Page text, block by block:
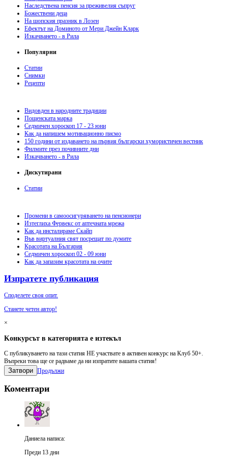
Наследствена пенсия за преживелия съпруг
Божествени деца
На шопския празник в Лозен
Ефектът на Доминото от Мери Джейн Кларк
Изкачването - в Рила
Популярни
Статии
Снимки
Рецепти
Видовден в народните традиции
Пощенската марка
Седмичен хороскоп 17 - 23 юни
Как да напишем мотивационно писмо
150 години от издаването на първия български хумористичен вестник
Филмите през почивните дни
Изкачването - в Рила
Дискутирани
Статии
Промени в самоосигуряването на пенсионери
Изтеглиха Фервекс от аптечната мрежа
Как да инсталираме Скайп
Във виртуалния свят посрещат по думите
Красотата на България
Седмичен хороскоп 02 - 09 юни
Как да запазим красотата на очите
Изпратете публикация
Споделете своя опит.
Станете четен автор!
×
Kонкурсът в категорията е изтекъл
С публикуването на тази статия НЕ участвате в активен конкурс на Клуб 50+.
Въпреки това ще се радваме да ни изпратите вашата статия!
Затвори Продължи
Коментари
Даниела написа:
Преди 13 дни